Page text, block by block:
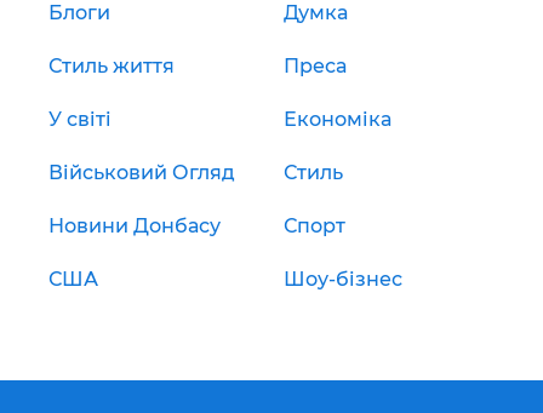
Блоги Думка
Стиль життя Преса
У світі Економіка
Військовий Огляд Стиль
Новини Донбасу Спорт
США Шоу-бізнес